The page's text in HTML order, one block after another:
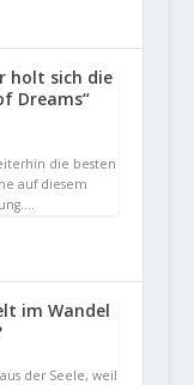
holt sich die
Dreams“
die besten
auf diesem
im Wandel
der Seele, weil